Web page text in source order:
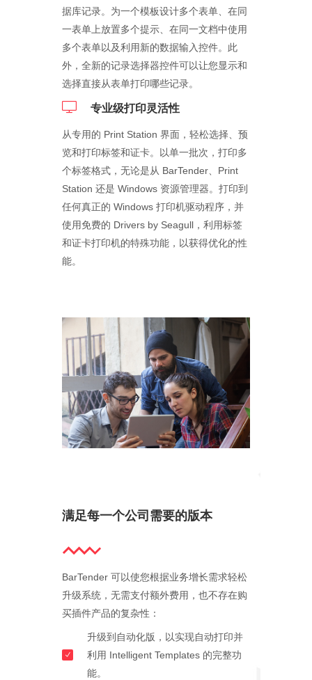
据库记录。为一个模板设计多个表单、在同
一表单上放置多个提示、在同一文档中使用
多个表单以及利用新的数据输入控件。此
外，全新的记录选择器控件可以让您显示和
选择直接从表单打印哪些记录。
专业级打印灵活性
从专用的 Print Station 界面，轻松选择、预
览和打印标签和证卡。以单一批次，打印多
个标签格式，无论是从 BarTender、Print
Station 还是 Windows 资源管理器。打印到
任何真正的 Windows 打印机驱动程序，并
使用免费的 Drivers by Seagull，利用标签
和证卡打印机的特殊功能，以获得优化的性
能。
满足每一个公司需要的版本
BarTender 可以使您根据业务增长需求轻松
升级系统，无需支付额外费用，也不存在购
买插件产品的复杂性：
升级到自动化版，以实现自动打印并
利用 Intelligent Templates 的完整功
能。